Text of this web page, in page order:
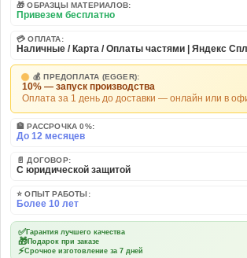
🎁 ОБРАЗЦЫ МАТЕРИАЛОВ:
Привезем бесплатно
💳 ОПЛАТА:
Наличные / Карта / Оплаты частями | Яндекс
💰 ПРЕДОПЛАТА (EGGER):
10% — запуск производства
Оплата за 1 день до доставки — онлайн или в
🏦 РАССРОЧКА 0%:
До 12 месяцев
📄 ДОГОВОР:
С юридической защитой
⭐ ОПЫТ РАБОТЫ:
Более 10 лет
✅Гарантия лучшего качества
🎁 Подарок при заказе
⚡Срочное изготовление за 7 дней